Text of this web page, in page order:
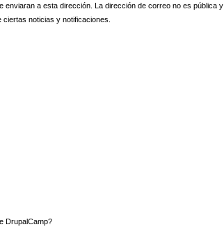
a esta dirección. La dirección de correo no es pública y
noticias y notificaciones.
to see in the DrupalCamp?